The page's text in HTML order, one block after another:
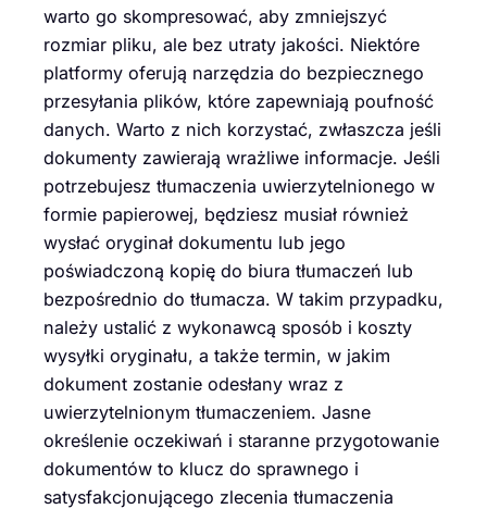
warto go skompresować, aby zmniejszyć
rozmiar pliku, ale bez utraty jakości. Niektóre
platformy oferują narzędzia do bezpiecznego
przesyłania plików, które zapewniają poufność
danych. Warto z nich korzystać, zwłaszcza jeśli
dokumenty zawierają wrażliwe informacje. Jeśli
potrzebujesz tłumaczenia uwierzytelnionego w
formie papierowej, będziesz musiał również
wysłać oryginał dokumentu lub jego
poświadczoną kopię do biura tłumaczeń lub
bezpośrednio do tłumacza. W takim przypadku,
należy ustalić z wykonawcą sposób i koszty
wysyłki oryginału, a także termin, w jakim
dokument zostanie odesłany wraz z
uwierzytelnionym tłumaczeniem. Jasne
określenie oczekiwań i staranne przygotowanie
dokumentów to klucz do sprawnego i
satysfakcjonującego zlecenia tłumaczenia